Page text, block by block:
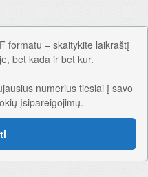
formatu – skaitykite laikraštį
bet kada ir bet kur.
numerius tiesiai į savo
įsipareigojimų.